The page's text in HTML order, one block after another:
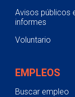
Avisos públicos
informes
Voluntario
EMPLEOS
Buscar empleo